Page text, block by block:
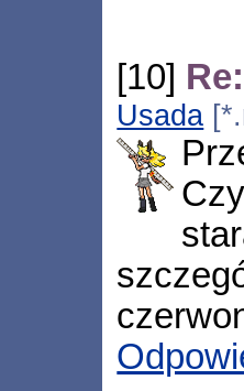
[10]
Usada